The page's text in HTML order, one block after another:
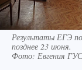
Результаты ЕГЭ
позднее 23 июня.
Фото: Евгения